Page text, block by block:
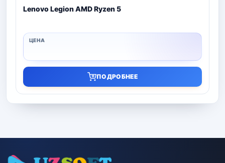
Lenovo Legion AMD Ryzen 5
ПОДРОБНЕЕ